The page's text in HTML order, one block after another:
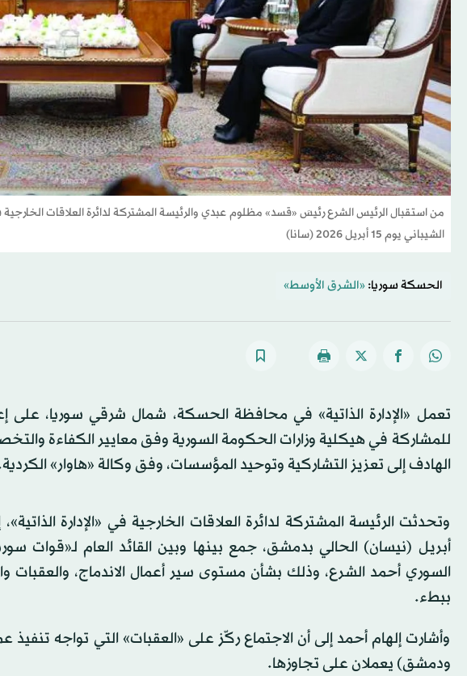
من استقبال الرئيس الشرع رئيسَ «قسد» مظلوم عبدي والرئيسة المشتركة لدائرة العلاقات الخارجية
الشيباني يوم 15 أبريل 2026 (سانا)
الحسكة سوريا: «الشرق الأوسط»
تعمل «الإدارة الذاتية» في محافظة الحسكة، شمال شرقي سوريا،
الهادف إلى تعزيز التشاركية وتوحيد المؤسسات، وفق وكالة «هاوار»
أبريل (نيسان) الحالي بدمشق، جمع بينها وبين القائد العام لـ«قوات
السوري أحمد الشرع، وذلك بشأن مستوى سير أعمال الاندماج، والعقبات
ببطء.
وأشارت إلهام أحمد إلى أن الاجتماع ركّز على «العقبات» التي تواجه تنفيذ
ودمشق) يعملان على تجاوزها.